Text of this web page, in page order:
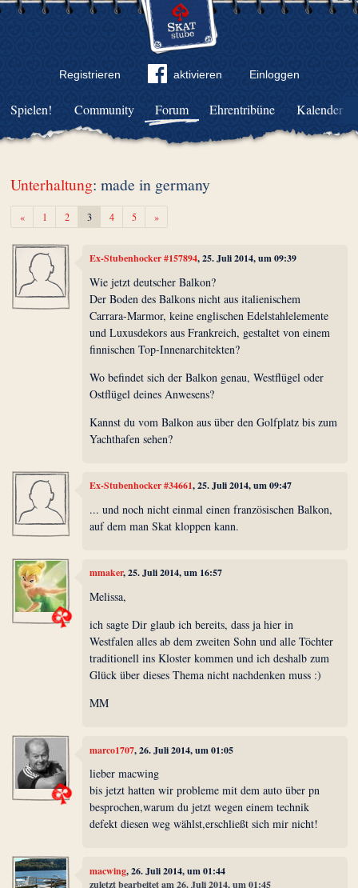
Registrieren aktivieren Einloggen
Community Forum Ehrentribüne Kalender
Spielen!
Unterhaltung: made in germany
«Zurück1 2 3 4 5 »Weiter
Ex-Stubenhocker #157894, 25. Juli 2014, um 09:39
Wie jetzt deutscher Balkon?
Der Boden des Balkons nicht aus italienischem
Carrara-Marmor, keine englischen Edelstahlelemente
und Luxusdekors aus Frankreich, gestaltet von einem
finnischen Top-Innenarchitekten?
Wo befindet sich der Balkon genau, Westflügel oder
Ostflügel deines Anwesens?
Kannst du vom Balkon aus über den Golfplatz bis zum
Yachthafen sehen?
Ex-Stubenhocker #34661, 25. Juli 2014, um 09:47
... und noch nicht einmal einen französischen Balkon,
auf dem man Skat kloppen kann.
mmaker, 25. Juli 2014, um 16:57
Melissa,
ich sagte Dir glaub ich bereits, dass ja hier in
Westfalen alles ab dem zweiten Sohn und alle Töchter
traditionell ins Kloster kommen und ich deshalb zum
Glück über dieses Thema nicht nachdenken muss :)
MM
marco1707, 26. Juli 2014, um 01:05
lieber macwing
bis jetzt hatten wir probleme mit dem auto über pn
besprochen,warum du jetzt wegen einem technik
defekt diesen weg wählst,erschließt sich mir nicht!
macwing, 26. Juli 2014, um 01:44
zuletzt bearbeitet am 26. Juli 2014, um 01:45